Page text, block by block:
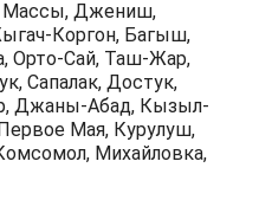
Массы, Джениш,
Коргон, Багыш,
Орто-Сай, Таш-Жар,
Сапалак, Достук,
Джаны-Абад, Кызыл-
Мая, Курулуш,
Михайловка,